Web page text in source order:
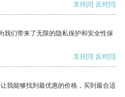
支持[0] 反对[0]
我们带来了无限的隐私保护和安全性保
支持[0] 反对[0]
我能够找到最优惠的价格，买到最合适